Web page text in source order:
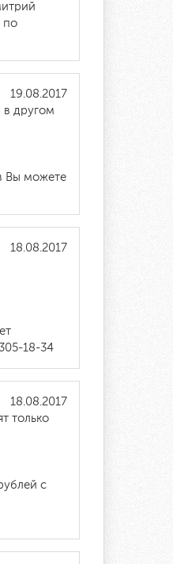
по
19.08.2017
в другом
Вы можете
18.08.2017
18-34
18.08.2017
только
с